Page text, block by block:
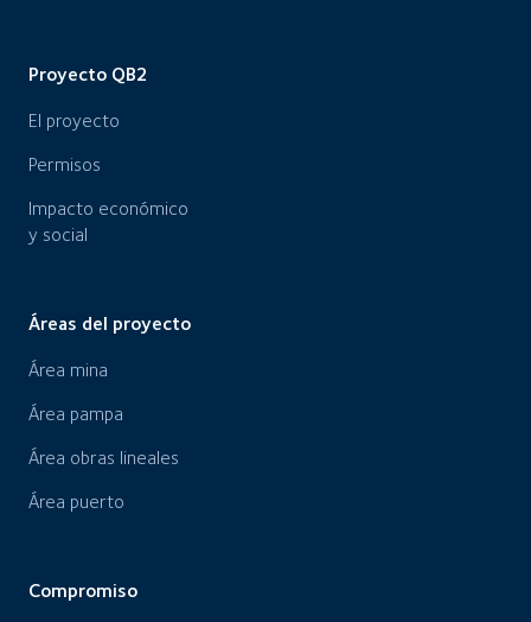
Proyecto QB2
El proyecto
Permisos
Impacto económico
y social
Áreas del proyecto
Área mina
Área pampa
Área obras lineales
Área puerto
Compromiso